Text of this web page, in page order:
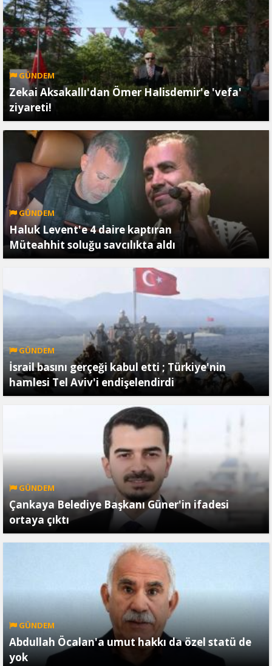
GÜNDEM
Zekai Aksakallı'dan Ömer Halisdemir'e 'vefa'
ziyareti!
GÜNDEM
Haluk Levent'e 4 daire kaptıran
Müteahhit soluğu savcılıkta aldı
GÜNDEM
İsrail basını gerçeği kabul etti ; Türkiye'nin
hamlesi Tel Aviv'i endişelendirdi
GÜNDEM
Çankaya Belediye Başkanı Güner'in ifadesi
ortaya çıktı
GÜNDEM
Abdullah Öcalan'a umut hakkı da özel statü de
yok